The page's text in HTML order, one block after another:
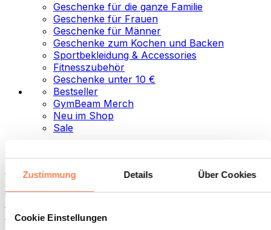
Zustimmung Details Über Cookies
Cookie Einstellungen
Geschenke für die ganze Familie
Geschenke für Frauen
Geschenke für Männer
Geschenke zum Kochen und Backen
Sportbekleidung & Accessories
Fitnesszubehör
Geschenke unter 10 €
Bestseller
GymBeam Merch
Neu im Shop
Sale
Lebensmittel
Fitness-Food
Aufstriche und Pasten